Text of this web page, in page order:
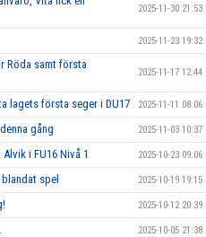
2025-11-30 21:53
2025-11-23 19:32
Röda samt första
2025-11-17 12:44
lagets första seger i DU17 2025-11-11 08:06
gång 2025-11-03 10:37
i FU16 Nivå 1 2025-10-23 09:06
spel 2025-10-19 19:15
2025-10-12 20:39
2025-10-05 21:38